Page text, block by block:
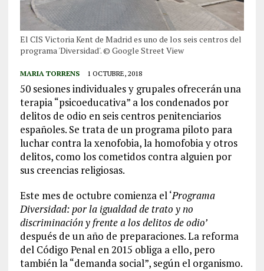
El CIS Victoria Kent de Madrid es uno de los seis centros del
programa 'Diversidad'. © Google Street View
MARIA TORRENS 1 OCTUBRE, 2018
50 sesiones individuales y grupales ofrecerán una
terapia “psicoeducativa” a los condenados por
delitos de odio en seis centros penitenciarios
españoles. Se trata de un programa piloto para
luchar contra la xenofobia, la homofobia y otros
delitos, como los cometidos contra alguien por
sus creencias religiosas.
Este mes de octubre comienza el ‘Programa
Diversidad: por la igualdad de trato y no
discriminación y frente a los delitos de odio’
después de un año de preparaciones. La reforma
del Código Penal en 2015 obliga a ello, pero
también la “demanda social”, según el organismo.